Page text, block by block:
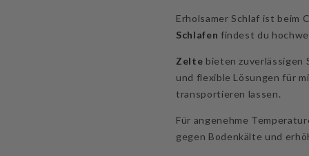
Erholsamer Schlaf ist beim
Schlafen findest du
Zelte bieten zuverlässigen
und flexible Lösungen für
transportieren lassen.
Für angenehme
gegen Bodenkälte und